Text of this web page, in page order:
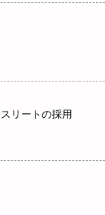
リートの採用